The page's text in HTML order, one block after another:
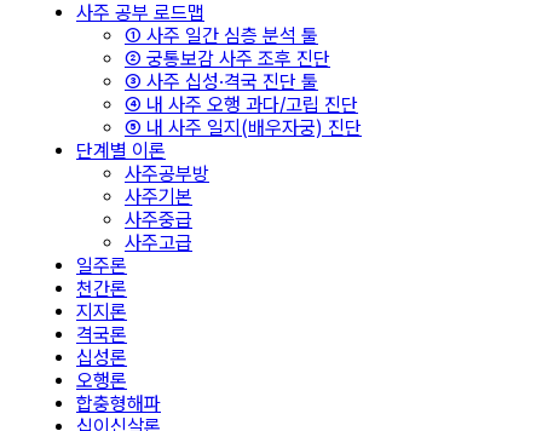
사주 공부 로드맵
① 사주 일간 심층 분석 툴
② 궁통보감 사주 조후 진단
③ 사주 십성·격국 진단 툴
④ 내 사주 오행 과다/고립 진단
⑤ 내 사주 일지(배우자궁) 진단
단계별 이론
사주공부방
사주기본
사주중급
사주고급
일주론
천간론
지지론
격국론
십성론
오행론
합충형해파